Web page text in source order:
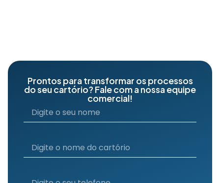
Prontos para transformar os processos
do seu cartório? Fale com a nossa equipe
comercial!